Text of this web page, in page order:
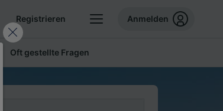
Registrieren Anmelden
Oft gestellte Fragen